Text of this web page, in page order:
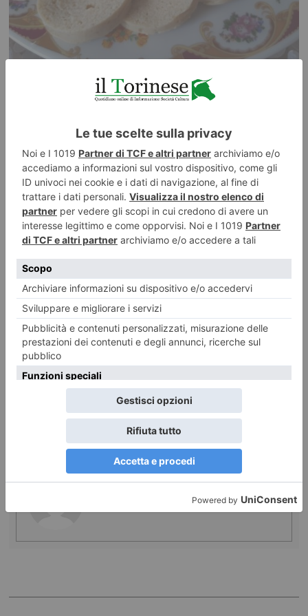
3 AGOSTO 2026
Friceuj ‘d pom (Frittelle di mele)
REDAZIONEWEB